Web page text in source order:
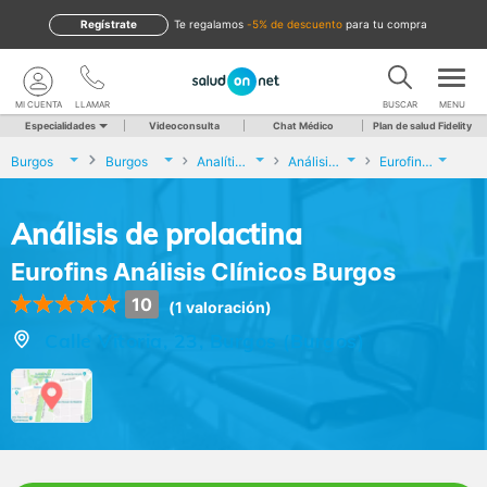
te regalamos -5% de descuento para tu compra
Regístrate
LLAMAR
MI CUENTA BUSCAR MENU
Especialidades Videoconsulta Chat Médico Plan de salud Fidelity
Burgos Burgos Analíticas y Genética Análisis de prolactina Eurofins Análisis Clínicos Burgos
Análisis de prolactina
Eurofins Análisis Clínicos Burgos
10 (1 valoración)